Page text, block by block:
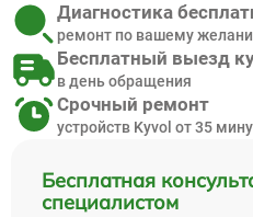
Бесплатная
специалистом
Диагностика
ремонт по вашему
Бесплатный выезд
в день обращения
Срочный ремонт
устройств Kyvol от 35